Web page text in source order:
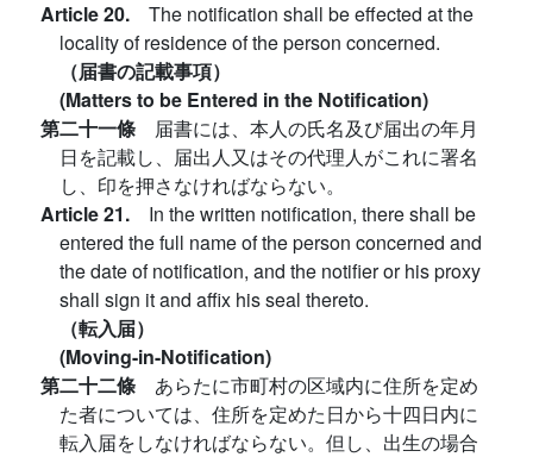
Article 20. The notification shall be effected at the
locality of residence of the person concerned.
（届書の記載事項）
(Matters to be Entered in the Notification)
第二十一條 届書には、本人の氏名及び届出の年月
日を記載し、届出人又はその代理人がこれに署名
し、印を押さなければならない。
Article 21. In the written notification, there shall be
entered the full name of the person concerned and
the date of notification, and the notifier or his proxy
shall sign it and affix his seal thereto.
（転入届）
(Moving-in-Notification)
第二十二條 あらたに市町村の区域内に住所を定め
た者については、住所を定めた日から十四日内に
転入届をしなければならない。但し、出生の場合